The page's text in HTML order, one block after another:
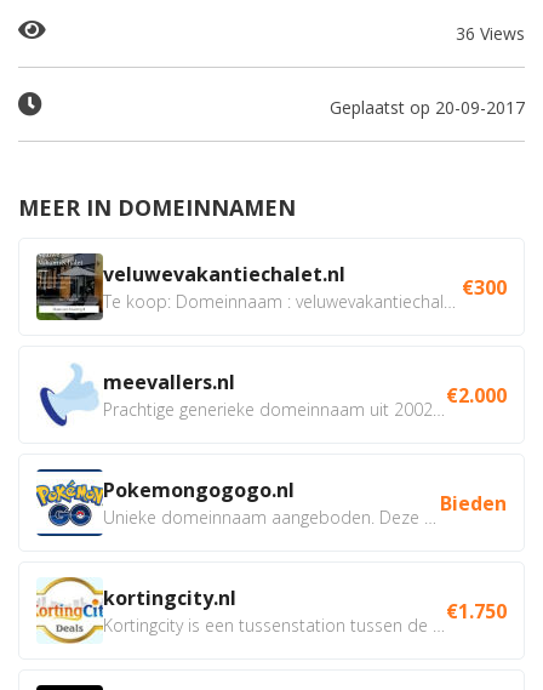
36 Views
Geplaatst op 20-09-2017
MEER IN DOMEINNAMEN
veluwevakantiechalet.nl €300
meevallers.nl €2.000
Pokemongogogo.nl Bieden
kortingcity.nl €1.750